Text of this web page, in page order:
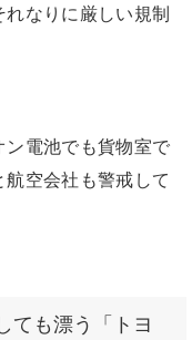
なりに厳しい規制
ン電池でも貨物室で
空会社も警戒して
ても漂う「トヨ